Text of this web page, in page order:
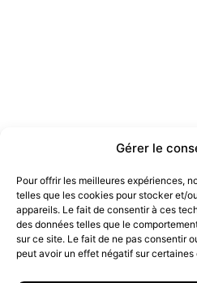
Gérer le
Pour offrir les meilleures expériences,
telles que les cookies pour stocker et/
appareils. Le fait de consentir à ces
des données telles que le
sur ce site. Le fait de ne pas consentir
peut avoir un effet négatif sur
Les marques doivent-
19 juillet 2022